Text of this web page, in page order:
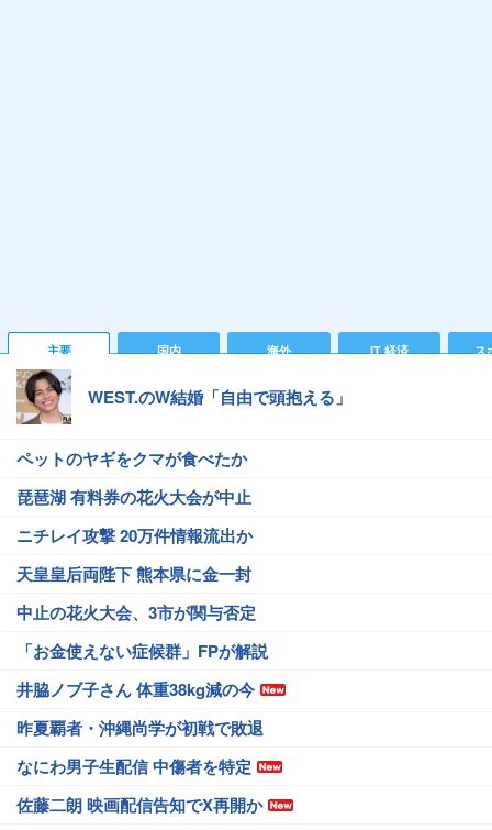
主要 国内 海外 IT 経済 ス
WEST.のW結婚「自由で頭抱える」
ペットのヤギをクマが食べたか
琵琶湖 有料券の花火大会が中止
ニチレイ攻撃 20万件情報流出か
天皇皇后両陛下 熊本県に金一封
中止の花火大会、3市が関与否定
「お金使えない症候群」FPが解説
井脇ノブ子さん 体重38kg減の今
昨夏覇者・沖縄尚学が初戦で敗退
なにわ男子生配信 中傷者を特定
佐藤二朗 映画配信告知でX再開か